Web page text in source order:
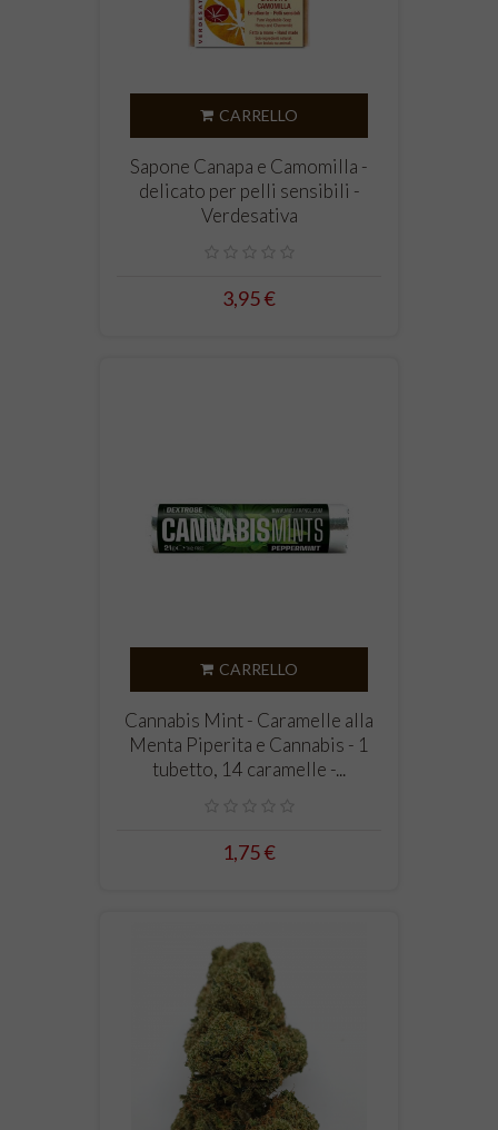
CARRELLO
Sapone Canapa e Camomilla -
delicato per pelli sensibili -
Verdesativa
3,95 €
CARRELLO
Cannabis Mint - Caramelle alla
Menta Piperita e Cannabis - 1
tubetto, 14 caramelle -...
1,75 €